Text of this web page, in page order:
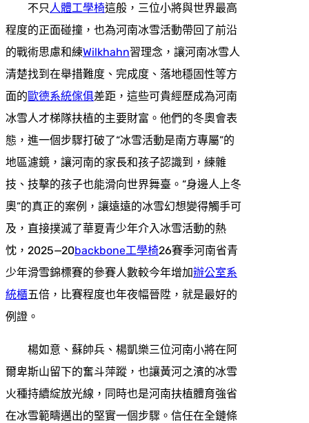
不只 人體工學椅這般，三位小將與世界最高
程度的正面碰撞，也為河南冰雪活動帶回了前沿
的戰術思慮和練Wilkhahn習理念，讓河南冰雪人
清楚找到在舉措難度、完成度、落地穩固性等方
面的歐德系統傢俱差距，這些可貴經歷成為河南
冰雪人才梯隊扶植的主要財富。他們的冬奧會表
態，進一個步驟打破了“冰雪活動是南方專屬”的
地區濾鏡，讓河南的家長和孩子認識到，練雜
技、技擊的孩子也能滑向世界舞臺。“身邊人上冬
奧”的真正的案例，讓遠遠的冰雪幻想變得觸手可
及，直接撲滅了華夏青少年介入冰雪活動的熱
忱，2025—20backbone工學椅26賽季河南省青
少年滑雪錦標賽的參賽人數較今年增加辦公室系
統櫃五倍，比賽程度也年夜幅晉陞，就是最好的
例證。
楊如意、蘇帥兵、楊凱樂三位河南小將在阿
爾卑斯山留下的奮斗萍蹤，也讓黃河之濱的冰雪
火種持續綻放光線，同時也是河南扶植體育強省
在冰雪範疇邁出的堅實一個步驟。信任在全鏈條